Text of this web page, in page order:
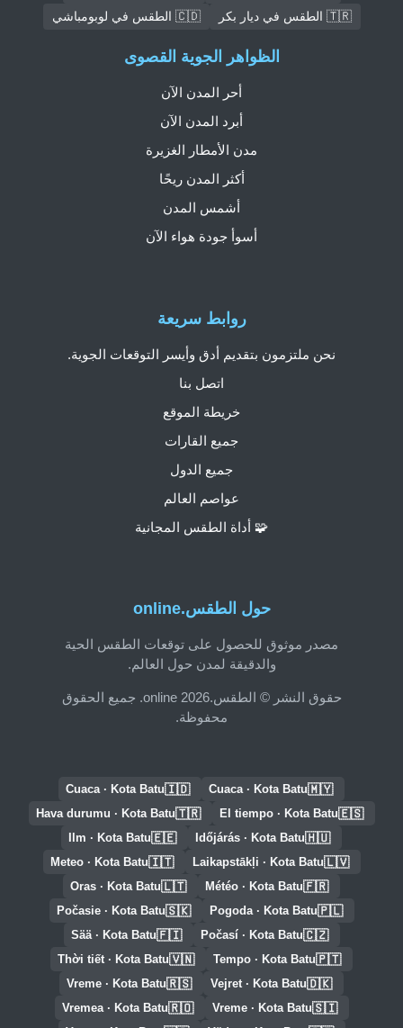
🇹🇷 الطقس في ديار بكر
🇨🇩 الطقس في لوبومباشي
حول الطقس.online
مصدر موثوق للحصول على توقعات الطقس الحية
والدقيقة لمدن حول العالم.
حقوق النشر © الطقس.online 2026. جميع الحقوق
محفوظة.
روابط سريعة
نحن ملتزمون بتقديم أدق وأيسر التوقعات الجوية.
اتصل بنا
خريطة الموقع
جميع القارات
جميع الدول
عواصم العالم
🧩 أداة الطقس المجانية
الظواهر الجوية القصوى
أحر المدن الآن
أبرد المدن الآن
مدن الأمطار الغزيرة
أكثر المدن ريحًا
أشمس المدن
أسوأ جودة هواء الآن
🇲🇾
Cuaca · Kota Batu
🇮🇩
Cuaca · Kota Batu
🇪🇸
El tiempo · Kota Batu
🇹🇷
Hava durumu · Kota Batu
🇭🇺
Időjárás · Kota Batu
🇪🇪
Ilm · Kota Batu
🇱🇻
Laikapstākļi · Kota Batu
🇮🇹
Meteo · Kota Batu
🇫🇷
Météo · Kota Batu
🇱🇹
Oras · Kota Batu
🇵🇱
Pogoda · Kota Batu
🇸🇰
Počasie · Kota Batu
🇨🇿
Počasí · Kota Batu
🇫🇮
Sää · Kota Batu
🇵🇹
Tempo · Kota Batu
🇻🇳
Thời tiết · Kota Batu
🇩🇰
Vejret · Kota Batu
🇷🇸
Vreme · Kota Batu
🇸🇮
Vreme · Kota Batu
🇷🇴
Vremea · Kota Batu